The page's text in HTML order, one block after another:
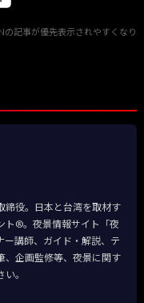
の記事が優先表示されやすくなり
締役。日本と台湾を取材す
ト®。夜景情報サイト「夜
ー講師、ガイド・解説、テ
、企画監修等、夜景に関す
。